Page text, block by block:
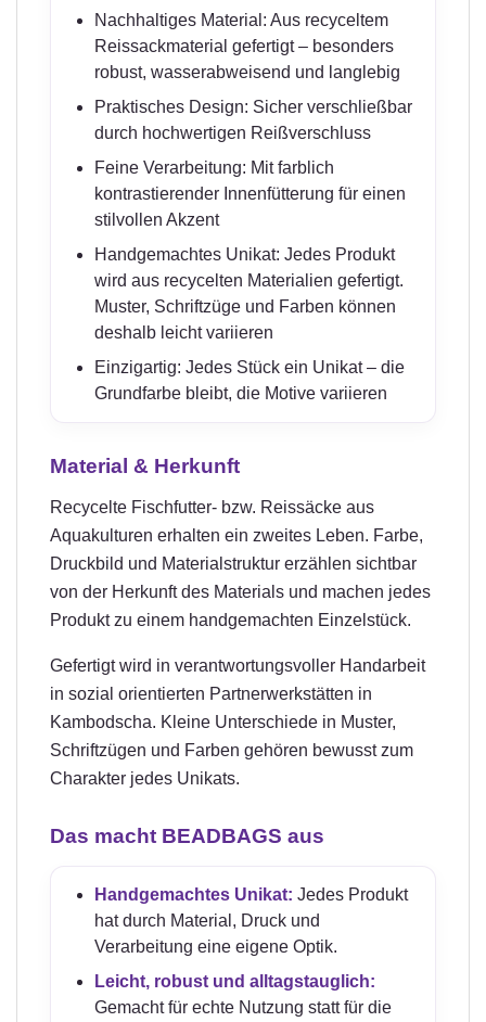
Nachhaltiges Material: Aus recyceltem
Reissackmaterial gefertigt – besonders
robust, wasserabweisend und langlebig
Praktisches Design: Sicher verschließbar
durch hochwertigen Reißverschluss
Feine Verarbeitung: Mit farblich
kontrastierender Innenfütterung für einen
stilvollen Akzent
Handgemachtes Unikat: Jedes Produkt
wird aus recycelten Materialien gefertigt.
Muster, Schriftzüge und Farben können
deshalb leicht variieren
Einzigartig: Jedes Stück ein Unikat – die
Grundfarbe bleibt, die Motive variieren
Material & Herkunft
Recycelte Fischfutter- bzw. Reissäcke aus
Aquakulturen erhalten ein zweites Leben. Farbe,
Druckbild und Materialstruktur erzählen sichtbar
von der Herkunft des Materials und machen jedes
Produkt zu einem handgemachten Einzelstück.
Gefertigt wird in verantwortungsvoller Handarbeit
in sozial orientierten Partnerwerkstätten in
Kambodscha. Kleine Unterschiede in Muster,
Schriftzügen und Farben gehören bewusst zum
Charakter jedes Unikats.
Das macht BEADBAGS aus
Handgemachtes Unikat: Jedes Produkt
hat durch Material, Druck und
Verarbeitung eine eigene Optik.
Leicht, robust und alltagstauglich:
Gemacht für echte Nutzung statt für die